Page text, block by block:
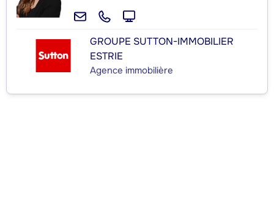
GROUPE SUTTON-IMMOBILIER
ESTRIE
Agence immobilière